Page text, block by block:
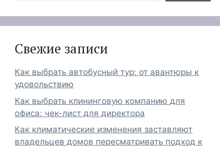
Свежие записи
Как выбрать автобусный тур: от авантюры к
удовольствию
Как выбрать клининговую компанию для
офиса: чек-лист для директора
Как климатические изменения заставляют
владельцев домов пересматривать подход к